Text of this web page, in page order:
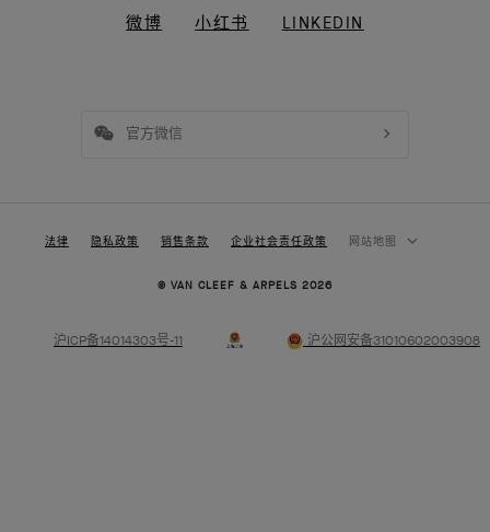
微博 小红书 LINKEDIN
官方微信
法律 隐私政策 销售条款 企业社会责任政策 网站地图
© VAN CLEEF & ARPELS 2026
沪ICP备14014303号-11 沪公网安备31010602003908